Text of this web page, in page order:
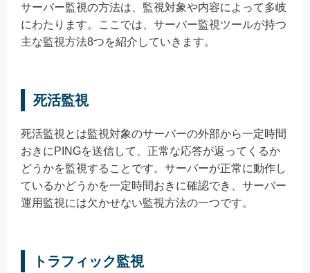
サーバー監視の方法は、監視対象や内容によって多岐
にわたります。ここでは、サーバー監視ツールが持つ
主な監視方法8つを紹介していきます。
死活監視
死活監視とは監視対象のサーバーの外部から一定時間
おきにPINGを送信して、正常な応答が返ってくるか
どうかを監視することです。サーバーが正常に動作し
ているかどうかを一定時間おきに確認でき、サーバー
運用監視には欠かせない監視方法の一つです。
トラフィック監視